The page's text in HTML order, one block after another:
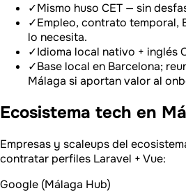
✓Mismo huso CET — sin
✓Empleo, contrato temporal,
lo necesita.
✓Idioma local nativo + inglés
✓Base local en Barcelona;
Málaga si aportan valor al
Ecosistema tech en
Empresas y scaleups del
contratar perfiles Laravel + Vue:
Google (Málaga Hub)